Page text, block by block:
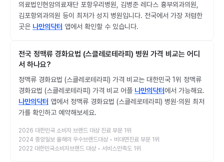
의료법인현암의료재단 포항우리병원, 김병준 레다스 흉부외과의원,
김포항외과의원 등이 최저가 성지 병원입니다. 전국에서 가장 저렴한
곳은 나만의닥터 앱에서 확인할 수 있습니다.
전국 정맥류 경화요법 (스클레로테라피) 병원 가격 비교는 어디
서 하나요?
정맥류 경화요법 (스클레로테라피) 가격 비교는 대한민국 1위 정맥류
경화요법 (스클레로테라피) 가격 비교 어플 나만의닥터에서 가능해요.
나만의닥터 앱에서 정맥류 경화요법 (스클레로테라피) 병원·의원 최저
가를 확인하고 예약해보세요.
2026 대한민국 소비자 브랜드 대상 진료 부문 1위
2024 중앙일보 올해의 우수브랜드대상 • 비대면진료 부문 1위
2022 대한민국소비자브랜드 대상 • 서비스만족도 1위